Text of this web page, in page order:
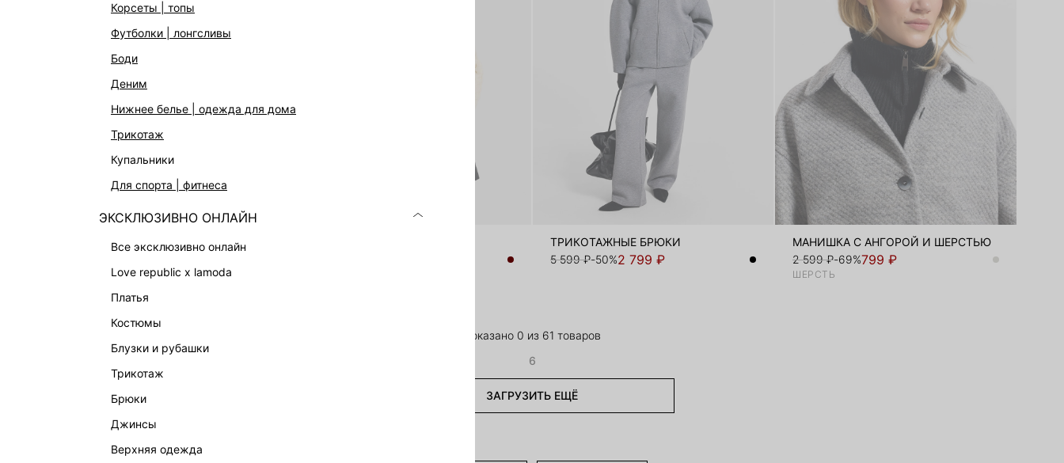
корсеты | топы
футболки | лонгсливы
боди
деним
нижнее белье | одежда для дома
трикотаж
купальники
для спорта | фитнеса
ЭКСКЛЮЗИВНО ОНЛАЙН
все эксклюзивно онлайн
love republic x lamoda
платья
костюмы
блузки и рубашки
трикотаж
брюки
джинсы
верхняя одежда
СВИТЕР С ШЕРСТЬЮ
ТРИКОТАЖНЫЕ БРЮКИ
5 599 ₽-50%2 799 ₽
МАНИШКА С АНГОРОЙ И ШЕРСТЬЮ
2 599 ₽-69%799 ₽
ШЕРСТЬ
Показано 0 из 61 товаров
6
ЗАГРУЗИТЬ ЕЩЁ